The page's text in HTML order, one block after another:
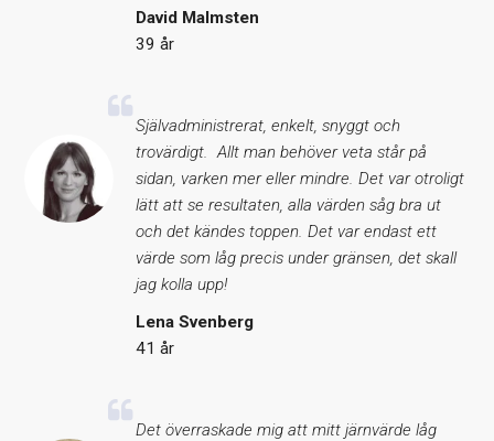
David Malmsten
39 år
Självadministrerat, enkelt, snyggt och
trovärdigt. Allt man behöver veta står på
sidan, varken mer eller mindre. Det var otroligt
lätt att se resultaten, alla värden såg bra ut
och det kändes toppen. Det var endast ett
värde som låg precis under gränsen, det skall
jag kolla upp!
Lena Svenberg
41 år
Det överraskade mig att mitt järnvärde låg